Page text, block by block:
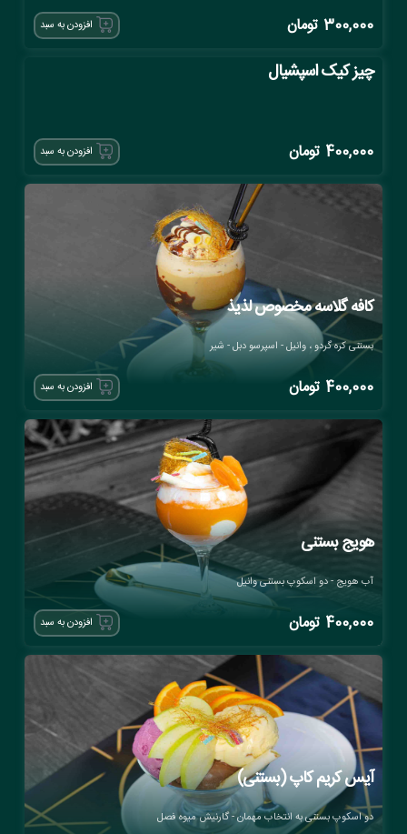
300,000 تومان افزودن به سبد
چیز کیک اسپشیال
400,000 تومان افزودن به سبد
کافه گلاسه مخصوص لذیذ
بستنی کره گردو ، وانیل - اسپرسو دبل - شیر
400,000 تومان افزودن به سبد
هویج بستنی
آب هویج - دو اسکوپ بستنی وانیل
400,000 تومان افزودن به سبد
آیس کریم کاپ (بستنی)
دو اسکوپ بستنی به انتخاب مهمان - گارنیش میوه فصل